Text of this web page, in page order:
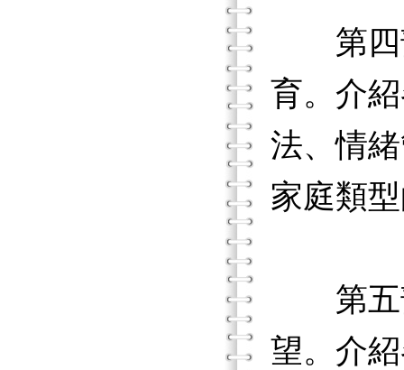
第四部
育。介
法、情
家庭類
第五部
望。介